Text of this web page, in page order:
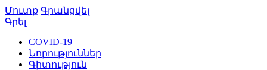
Մուտք Գրանցվել
Գրել
COVID-19
Նորություններ
Գիտություն